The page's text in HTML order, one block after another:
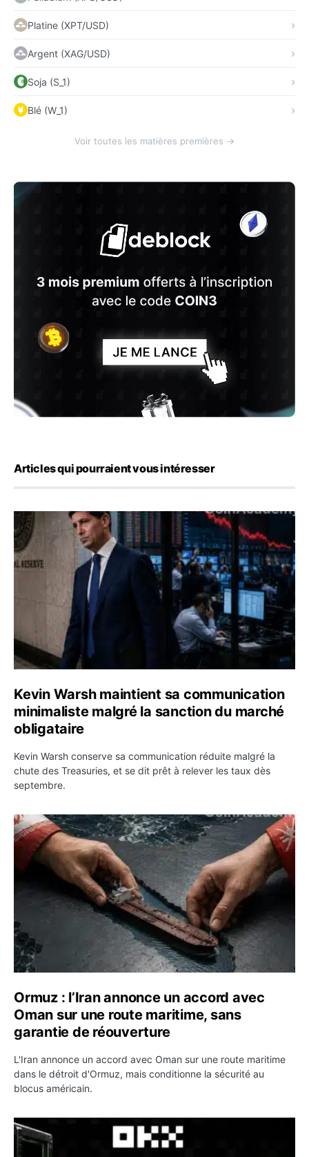
Platine (XPT/USD)
Argent (XAG/USD)
Soja (S_1)
Blé (W_1)
Voir toutes les matières premières →
Articles qui pourraient vous intéresser
Kevin Warsh maintient sa communication minimaliste
Kevin Warsh maintient sa communication
minimaliste malgré la sanction du marché
obligataire
Kevin Warsh conserve sa communication réduite malgré la
chute des Treasuries, et se dit prêt à relever les taux dès
septembre.
Ormuz : l’Iran annonce un accord avec Oman sur une
Ormuz : l’Iran annonce un accord avec
Oman sur une route maritime, sans
garantie de réouverture
L'Iran annonce un accord avec Oman sur une route maritime
dans le détroit d'Ormuz, mais conditionne la sécurité au
blocus américain.
OKX relance une campagne Deposit Bonus : jusqu’à 5